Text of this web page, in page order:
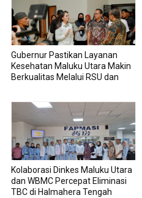
Gubernur Pastikan Layanan
Kesehatan Maluku Utara Makin
Berkualitas Melalui RSU dan
Kolaborasi Dinkes Maluku Utara
dan WBMC Percepat Eliminasi
TBC di Halmahera Tengah